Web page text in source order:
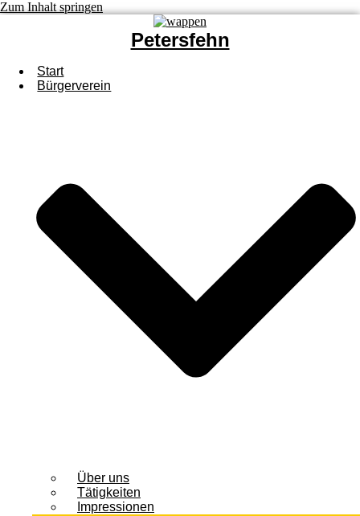
Zum Inhalt springen
Petersfehn
Start
Bürgerverein
Über uns
Tätigkeiten
Impressionen